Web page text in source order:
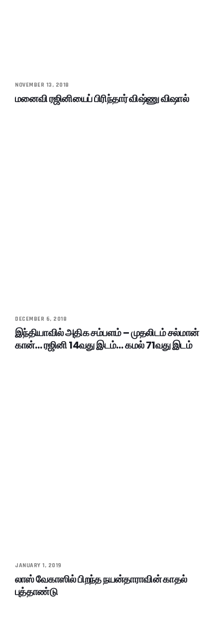
NOVEMBER 13, 2018
மனைவி ரஜினியைப் பிரிந்தார் விஷ்ணு விஷால்
DECEMBER 6, 2018
இந்தியாவில் அதிக சம்பளம் – முதலிடம் சல்மான்
கான்… ரஜினி 14வது இடம்… கமல் 71வது இடம்
JANUARY 1, 2019
லாஸ் வேகாஸில் பிறந்த நயன்தாராவின் காதல்
புத்தாண்டு